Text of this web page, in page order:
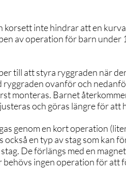
korsett inte hindrar att en
av operation för barn under
till att styra ryggraden när
ryggraden ovanför och
monteras. Barnet
och göras längre för att
genom en kort operation
också en typ av stag som kan
De förlängs med en
behövs ingen operation för att